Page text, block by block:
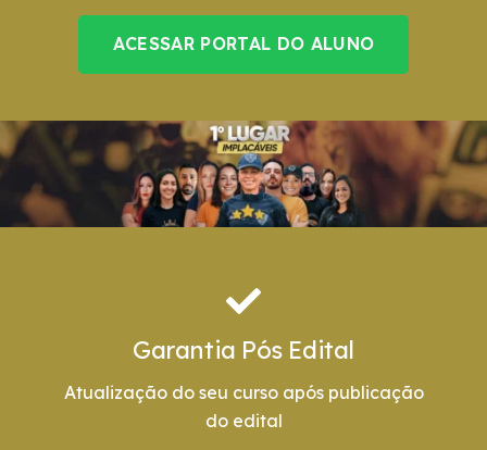
ACESSAR PORTAL DO ALUNO
Garantia Pós Edital
Atualização do seu curso após publicação
do edital